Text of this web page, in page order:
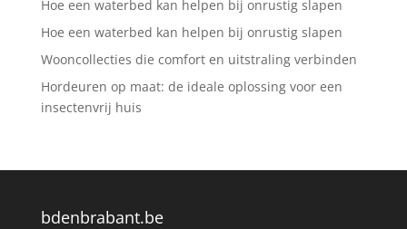
Hoe een waterbed kan helpen bij onrustig slapen
Hoe een waterbed kan helpen bij onrustig slapen
Wooncollecties die comfort en uitstraling verbinden
Hordeuren op maat: de ideale oplossing voor een
insectenvrij huis
bdenbrabant.be